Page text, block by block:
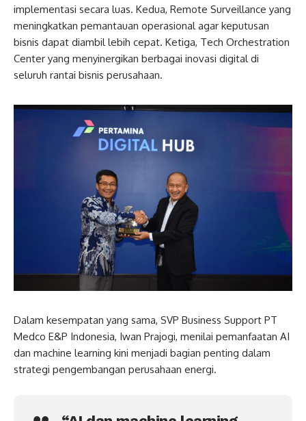
implementasi secara luas. Kedua, Remote Surveillance yang
meningkatkan pemantauan operasional agar keputusan
bisnis dapat diambil lebih cepat. Ketiga, Tech Orchestration
Center yang menyinergikan berbagai inovasi digital di
seluruh rantai bisnis perusahaan.
Dalam kesempatan yang sama, SVP Business Support PT
Medco E&P Indonesia, Iwan Prajogi, menilai pemanfaatan AI
dan machine learning kini menjadi bagian penting dalam
strategi pengembangan perusahaan energi.